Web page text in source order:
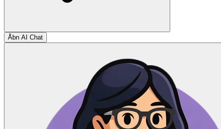
Åbn AI Chat